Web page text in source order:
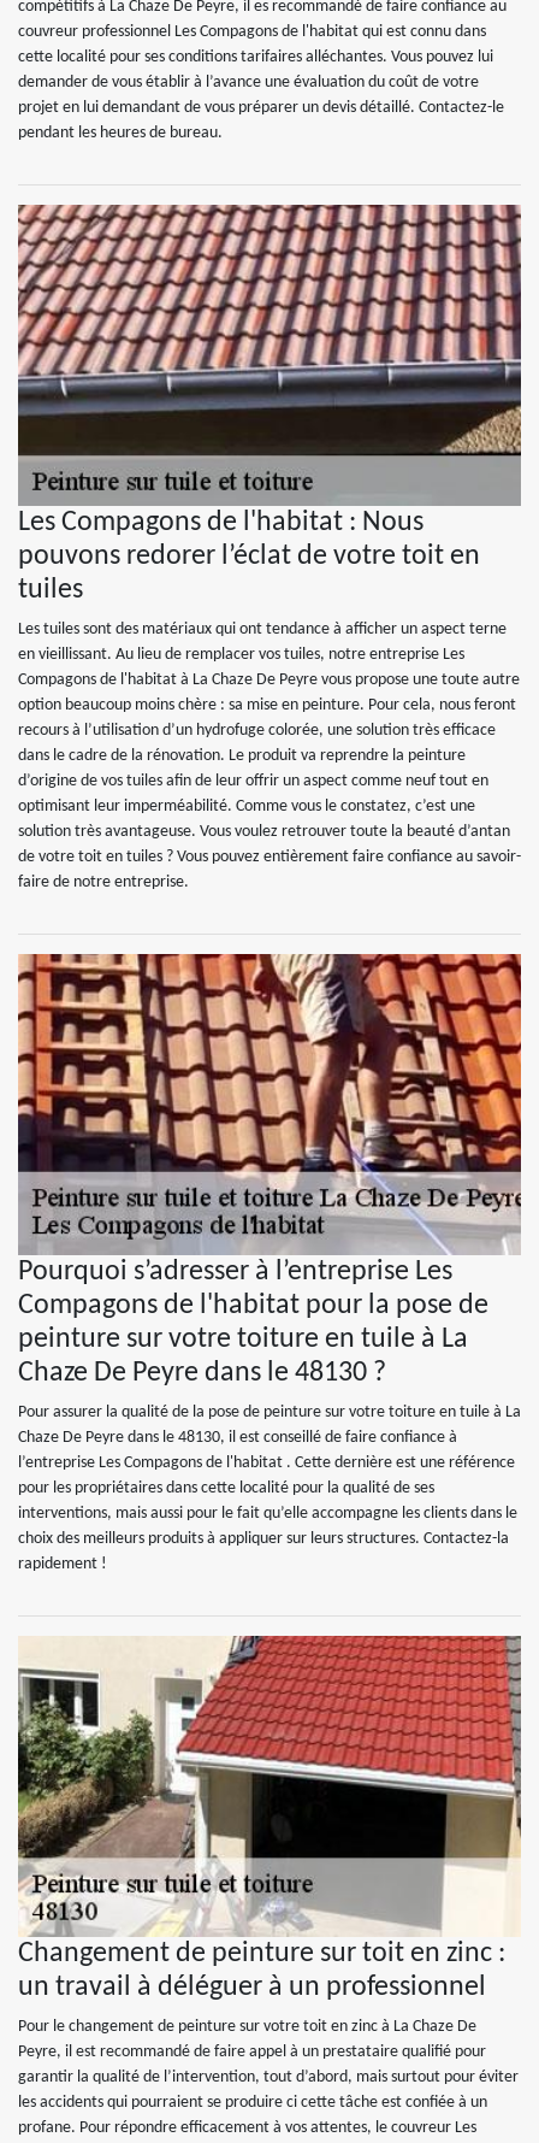
compétitifs à La Chaze De Peyre, il es recommandé de faire confiance au
couvreur professionnel Les Compagons de l'habitat qui est connu dans
cette localité pour ses conditions tarifaires alléchantes. Vous pouvez lui
demander de vous établir à l’avance une évaluation du coût de votre
projet en lui demandant de vous préparer un devis détaillé. Contactez-le
pendant les heures de bureau.
Les Compagons de l'habitat : Nous
pouvons redorer l’éclat de votre toit en
tuiles
Les tuiles sont des matériaux qui ont tendance à afficher un aspect terne
en vieillissant. Au lieu de remplacer vos tuiles, notre entreprise Les
Compagons de l'habitat à La Chaze De Peyre vous propose une toute autre
option beaucoup moins chère : sa mise en peinture. Pour cela, nous feront
recours à l’utilisation d’un hydrofuge colorée, une solution très efficace
dans le cadre de la rénovation. Le produit va reprendre la peinture
d’origine de vos tuiles afin de leur offrir un aspect comme neuf tout en
optimisant leur imperméabilité. Comme vous le constatez, c’est une
solution très avantageuse. Vous voulez retrouver toute la beauté d’antan
de votre toit en tuiles ? Vous pouvez entièrement faire confiance au savoir-
faire de notre entreprise.
Pourquoi s’adresser à l’entreprise Les
Compagons de l'habitat pour la pose de
peinture sur votre toiture en tuile à La
Chaze De Peyre dans le 48130 ?
Pour assurer la qualité de la pose de peinture sur votre toiture en tuile à La
Chaze De Peyre dans le 48130, il est conseillé de faire confiance à
l’entreprise Les Compagons de l'habitat . Cette dernière est une référence
pour les propriétaires dans cette localité pour la qualité de ses
interventions, mais aussi pour le fait qu’elle accompagne les clients dans le
choix des meilleurs produits à appliquer sur leurs structures. Contactez-la
rapidement !
Changement de peinture sur toit en zinc :
un travail à déléguer à un professionnel
Pour le changement de peinture sur votre toit en zinc à La Chaze De
Peyre, il est recommandé de faire appel à un prestataire qualifié pour
garantir la qualité de l’intervention, tout d’abord, mais surtout pour éviter
les accidents qui pourraient se produire ci cette tâche est confiée à un
profane. Pour répondre efficacement à vos attentes, le couvreur Les